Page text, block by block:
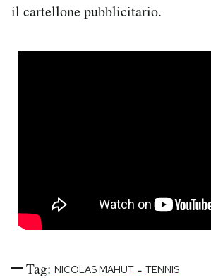
Area Personale
Notifiche mobile
il cartellone pubblicitario.
Tag: NICOLAS MAHUT - TENNIS